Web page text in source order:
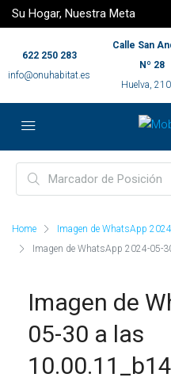
Su Hogar, Nuestra Meta
622 250 283
info@onuhabitat.es
Calle San
Nº 28
Huelva,
Home
Imagen de WhatsApp
Imagen de WhatsApp 2024-05-
Imagen de
05-30 a las